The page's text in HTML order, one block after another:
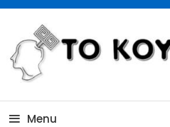
Skip
Content
Menu